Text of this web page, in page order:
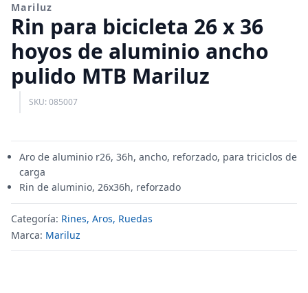
Mariluz
Rin para bicicleta 26 x 36
hoyos de aluminio ancho
pulido MTB Mariluz
SKU: 085007
Aro de aluminio r26, 36h, ancho, reforzado, para triciclos de
carga
Rin de aluminio, 26x36h, reforzado
Categoría: Rines, Aros, Ruedas
Marca: Mariluz